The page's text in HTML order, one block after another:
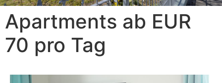
Apartments ab EUR
70 pro Tag